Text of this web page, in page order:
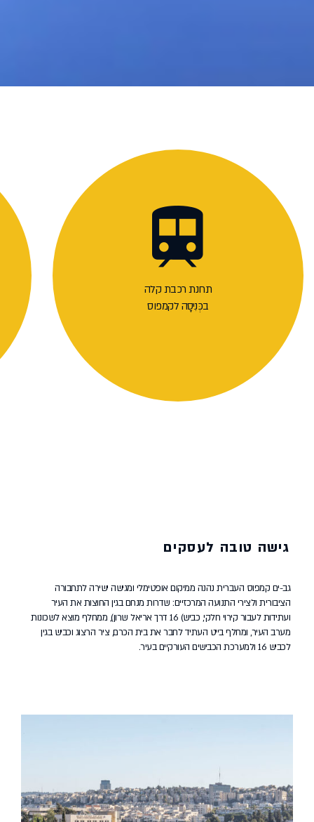
תחנת רכבת קלה
בכְּנִיסָה לקמפוס
גישה טובה לעסקים
גב-ים קמפוס העברית נהנה ממיקום אופטימלי ומגישה ישירה לתחבורה
הציבורית ולצירי התנועה המרכזיים: שדרות מנחם בגין החוצות את העיר
ועתידות לעבור קירוי חלקי, כביש) 16 דרך אריאל שרון), ממחלף מוצא לשכונות
מערב העיר, ומחלף בייט העתיד לחבר את בית הכרם, ציר הרצוג וכביש בגין
לכביש 16 ולמערכת הכבישים העורקיים בעיר.